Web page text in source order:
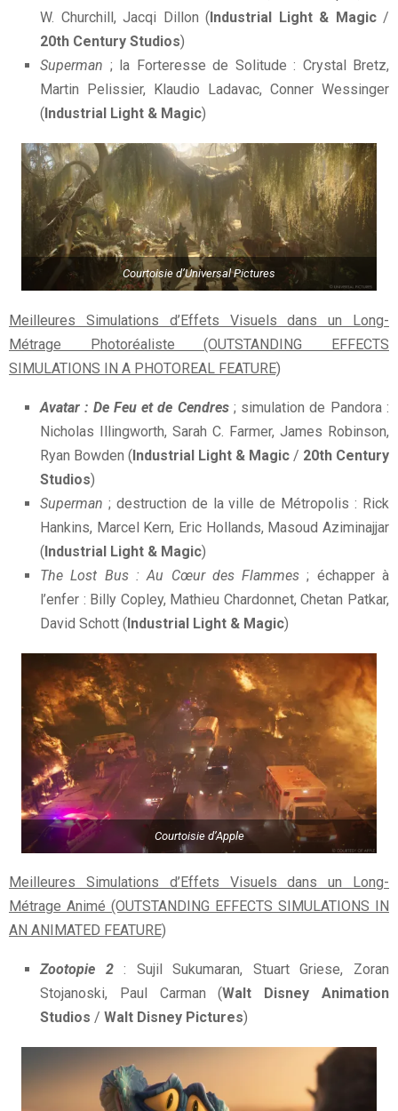
W. Churchill, Jacqi Dillon (Industrial Light & Magic/
20th Century Studios)
Superman ; la Forteresse de Solitude : Crystal Bretz,
Martin Pelissier, Klaudio Ladavac, Conner Wessinger
(Industrial Light & Magic)
Courtoisie d’Universal Pictures
Meilleures Simulations d’Effets Visuels dans un Long-
Métrage Photoréaliste (OUTSTANDING EFFECTS
SIMULATIONS IN A PHOTOREAL FEATURE)
Avatar : De Feu et de Cendres; simulation de Pandora :
Nicholas Illingworth, Sarah C. Farmer, James Robinson,
Ryan Bowden (Industrial Light & Magic / 20th Century
Studios)
Superman ; destruction de la ville de Métropolis : Rick
Hankins, Marcel Kern, Eric Hollands, Masoud Aziminajjar
(Industrial Light & Magic)
The Lost Bus : Au Cœur des Flammes ; échapper à
l’enfer : Billy Copley, Mathieu Chardonnet, Chetan Patkar,
David Schott (Industrial Light & Magic)
Courtoisie d’Apple
Meilleures Simulations d’Effets Visuels dans un Long-
Métrage Animé (OUTSTANDING EFFECTS SIMULATIONS IN
AN ANIMATED FEATURE)
Zootopie 2: Sujil Sukumaran, Stuart Griese, Zoran
Stojanoski, Paul Carman (Walt Disney Animation
Studios / Walt Disney Pictures)